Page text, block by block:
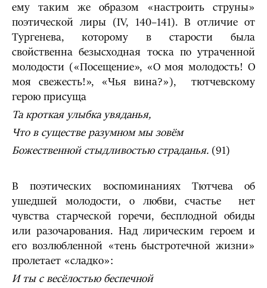
ему таким же образом «настроить струны»
поэтической лиры (IV, 140–141). В отличие от
Тургенева, которому в старости была
свойственна безысходная тоска по утраченной
молодости («Посещение», «О моя молодость! О
моя свежесть!», «Чья вина?»), тютчевскому
герою присуща
Та кроткая улыбка увяданья,
Что в существе разумном мы зовём
Божественной стыдливостью страданья. (91)
В поэтических воспоминаниях Тютчева об
ушедшей молодости, о любви, счастье нет
чувства старческой горечи, бесплодной обиды
или разочарования. Над лирическим героем и
его возлюбленной «тень быстротечной жизни»
пролетает «сладко»:
И ты с весёлостью беспечной